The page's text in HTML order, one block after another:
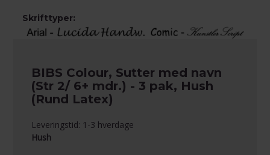
Skrifttyper:
BIBS Colour, Sutter med navn
(Str 2/ 6+ mdr.) - 3 pak, Hush
(Rund Latex)
Leveringstid: 1-3 hverdage
Hush